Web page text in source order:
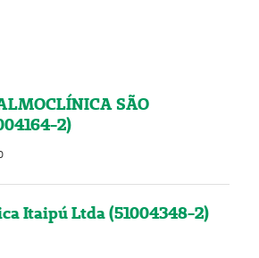
SÃO
2)
Itaipú Ltda (51004348-2)